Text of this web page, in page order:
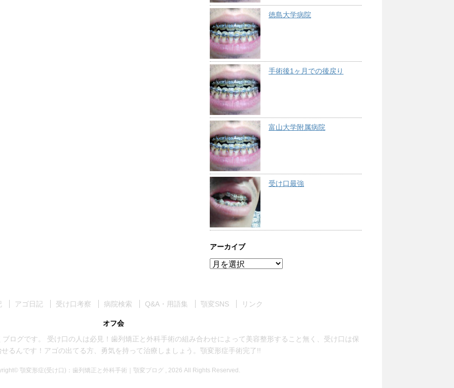
徳島大学病院
手術後1ヶ月での後戻り
富山大学附属病院
受け口最強
アーカイブ
ア
ブ
アゴ日記 受け口考察 病院検索 Q&A・用語集 顎変SNS リンク
オフ会
ログです。 受け口の人は必見！歯列矯正と外科手術の組み合わせによって美容整形すること無く、受け口は保
せるんです！アゴの出てる方、勇気を持って治療しましょう。顎変形症手術完了!!
顎変形症(受け口)：歯列矯正と外科手術｜顎変ブログ , 2026 All Rights Reserved.